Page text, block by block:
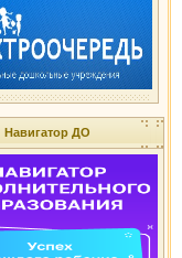
Навигатор ДО